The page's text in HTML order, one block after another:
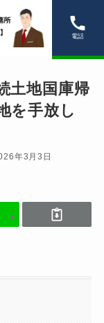
電話
土地国庫帰
を手放し
年3月3日